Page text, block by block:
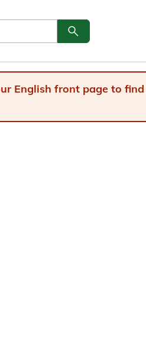
Go to search
search
English front page to